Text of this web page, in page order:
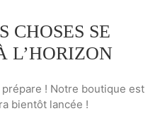
CHOSES SE
L’HORIZON
prépare ! Notre boutique est
bientôt lancée !